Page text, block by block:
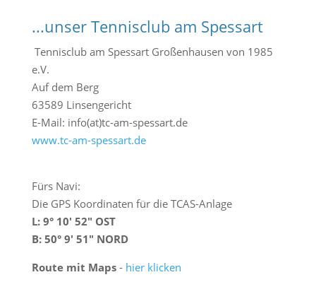
h
e
...unser Tennisclub am Spessart
Tennisclub am Spessart Großenhausen von 1985
e.V.
Auf dem Berg
63589 Linsengericht
E-Mail: info(at)tc-am-spessart.de
www.tc-am-spessart.de
Fürs Navi:
Die GPS Koordinaten für die TCAS-Anlage
L: 9° 10′ 52″ OST
B: 50° 9′ 51″ NORD
Route mit Maps- hier klicken